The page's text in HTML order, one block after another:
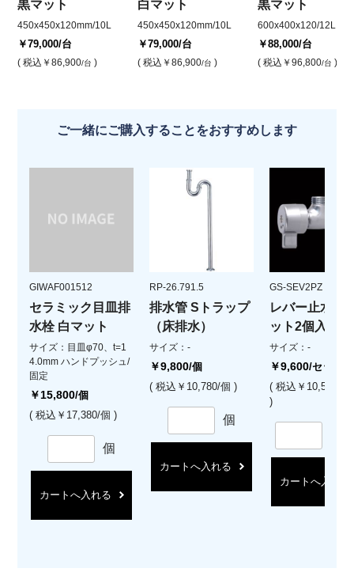
黒マット
450x450x120mm/10L
￥79,000/台
( 税込 ￥86,900/台 )
白マット
450x450x120mm/10L
￥79,000/台
( 税込 ￥86,900/台 )
黒マット
600x400x120/12L
￥88,000/台
( 税込 ￥96,800/台 )
ご一緒にご購入することをおすすめします
GIWAF001512
セラミック目皿排
水栓 白マット
サイズ：目皿φ70、t=1
4.0mm ハンドプッシュ/
固定
￥15,800/個
( 税込￥17,380/個 )
個
カートへ入れる
RP-26.791.5
排水管 Sトラップ
（床排水）
サイズ：-
￥9,800/個
( 税込￥10,780/個 )
個
カートへ入れる
GS-SEV2PZ
レバー止水栓
ット2個入)
サイズ：-
￥9,600/セット
( 税込￥10,560/セ
)
カートへ入れる